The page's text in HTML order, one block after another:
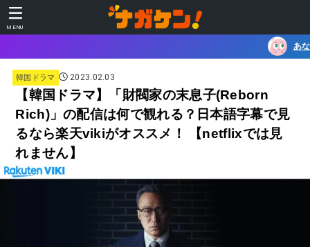
MENU
あなたに合うガジェットを、
韓国ドラマ 2023.02.03
【韓国ドラマ】「財閥家の末息子(Reborn
Rich)」の配信は何で観れる？日本語字幕で見
るなら楽天vikiがオススメ！ 【netflixでは見
れません】